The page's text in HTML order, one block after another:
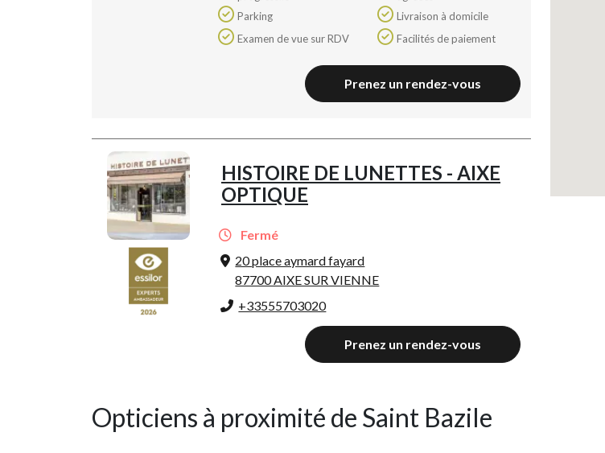
Parking
Examen de vue sur RDV
Livraison à domicile
Facilités de paiement
Prenez un rendez-vous
HISTOIRE DE LUNETTES - AIXE
OPTIQUE
Fermé
20 place aymard fayard
87700 AIXE SUR VIENNE
+33555703020
Prenez un rendez-vous
Opticiens à proximité de Saint Bazile